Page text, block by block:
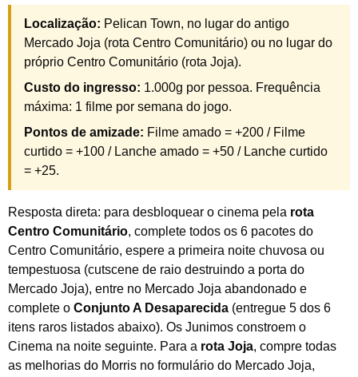
Localização: Pelican Town, no lugar do antigo
Mercado Joja (rota Centro Comunitário) ou no lugar do
próprio Centro Comunitário (rota Joja).
Custo do ingresso: 1.000g por pessoa. Frequência
máxima: 1 filme por semana do jogo.
Pontos de amizade: Filme amado = +200 / Filme
curtido = +100 / Lanche amado = +50 / Lanche curtido
= +25.
Resposta direta: para desbloquear o cinema pela rota
Centro Comunitário, complete todos os 6 pacotes do
Centro Comunitário, espere a primeira noite chuvosa ou
tempestuosa (cutscene de raio destruindo a porta do
Mercado Joja), entre no Mercado Joja abandonado e
complete o Conjunto A Desaparecida (entregue 5 dos 6
itens raros listados abaixo). Os Junimos constroem o
Cinema na noite seguinte. Para a rota Joja, compre todas
as melhorias do Morris no formulário do Mercado Joja,